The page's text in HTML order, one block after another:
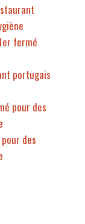
fermé
portugais
pour des
des